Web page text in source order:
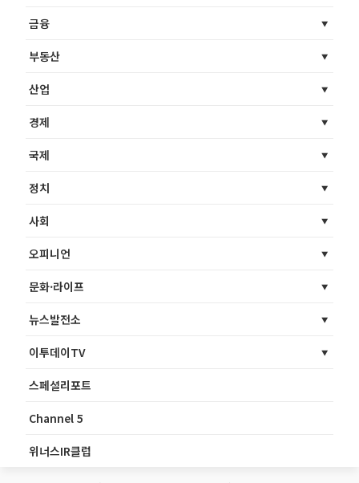
금융
부동산
산업
경제
국제
정치
사회
오피니언
문화·라이프
뉴스발전소
이투데이TV
스페셜리포트
Channel 5
위너스IR클럽